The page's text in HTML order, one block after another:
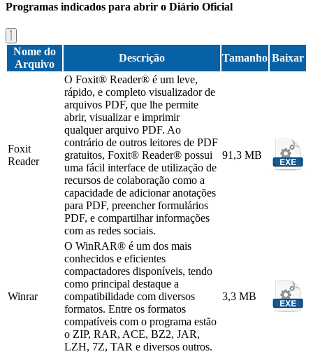
Programas indicados para abrir o Diário Oficial
Nome do
Arquivo
Descrição Tamanho Baixar
Foxit
Reader
O Foxit® Reader® é um leve,
rápido, e completo visualizador de
arquivos PDF, que lhe permite
abrir, visualizar e imprimir
qualquer arquivo PDF. Ao
contrário de outros leitores de PDF
gratuitos, Foxit® Reader® possui
uma fácil interface de utilização de
recursos de colaboração como a
capacidade de adicionar anotações
para PDF, preencher formulários
PDF, e compartilhar informações
com as redes sociais.
91,3 MB
Winrar
O WinRAR® é um dos mais
conhecidos e eficientes
compactadores disponíveis, tendo
como principal destaque a
compatibilidade com diversos
formatos. Entre os formatos
compatíveis com o programa estão
o ZIP, RAR, ACE, BZ2, JAR,
LZH, 7Z, TAR e diversos outros.
3,3 MB